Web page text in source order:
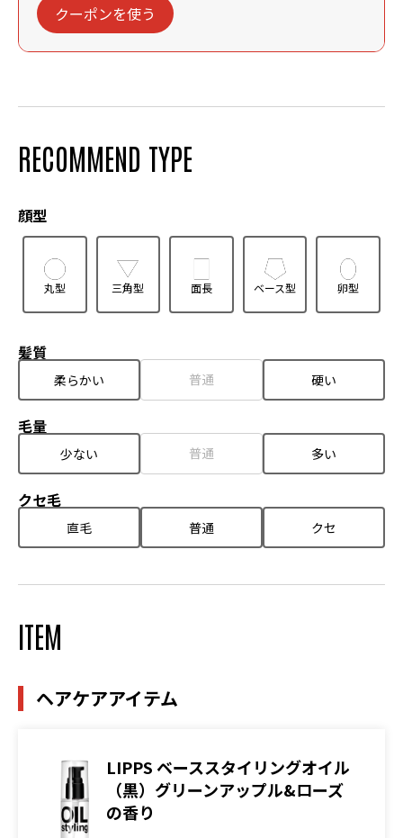
クーポンを使う
RECOMMEND TYPE
顔型
丸型 三角型 面長 ベース型 卵型
髪質
柔らかい 普通 硬い
毛量
少ない 普通 多い
クセ毛
直毛 普通 クセ
ITEM
ヘアケアアイテム
LIPPS ベーススタイリングオイル
（黒）グリーンアップル&ローズ
の香り